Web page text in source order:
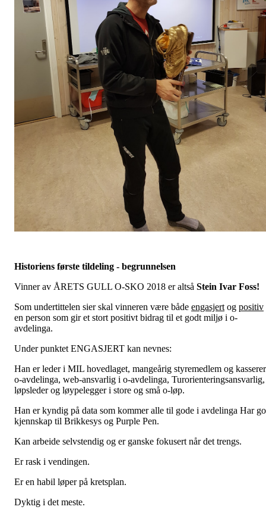
Historiens første tildeling - begrunnelsen
Vinner av ÅRETS GULL O-SKO 2018 er altså Stein Ivar Foss!
Som undertittelen sier skal vinneren være både engasjert og positiv
en person som gir et stort positivt bidrag til et godt miljø i o-
avdelinga.
Under punktet ENGASJERT kan nevnes:
Han er leder i MIL hovedlaget, mangeårig styremedlem og
o-avdelinga, web-ansvarlig i o-avdelinga, Turorienteringsansvarlig,
løpsleder og løypelegger i store og små o-løp.
Han er kyndig på data som kommer alle til gode i avdelinga Har
kjennskap til Brikkesys og Purple Pen.
Kan arbeide selvstendig og er ganske fokusert når det trengs.
Er rask i vendingen.
Er en habil løper på kretsplan.
Dyktig i det meste.